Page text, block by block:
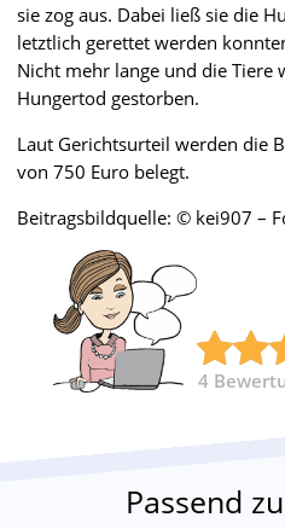
sie zog aus. Dabei ließ sie die
letztlich gerettet werden
Nicht mehr lange und die Tiere
Hungertod gestorben.
Laut Gerichtsurteil werden die
von 750 Euro belegt.
Beitragsbildquelle: © kei907 –
4
Passend